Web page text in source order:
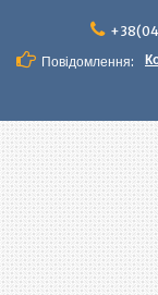
вмістуПовідомлення: